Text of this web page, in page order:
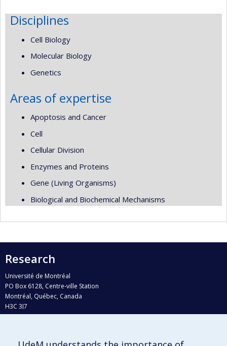
Disciplines
Cell Biology
Molecular Biology
Genetics
Areas of expertise
Apoptosis and Cancer
Cell
Cellular Division
Enzymes and Proteins
Gene (Living Organisms)
Biological and Biochemical Mechanisms
Research
Université de Montréal
PO Box 6128, Centre-ville Station
Montréal, Québec, Canada
H3C 3J7